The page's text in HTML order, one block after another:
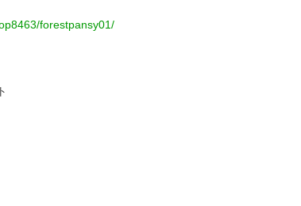
forestpansy01/